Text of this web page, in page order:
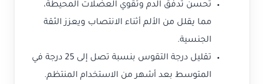
تحسن تدفق الدم وتقوي العضلات المحيطة،
مما يقلل من الألم أثناء الانتصاب ويعزز الثقة
الجنسية.
تقليل درجة التقوس بنسبة تصل إلى 25 درجة في
المتوسط بعد أشهر من الاستخدام المنتظم.